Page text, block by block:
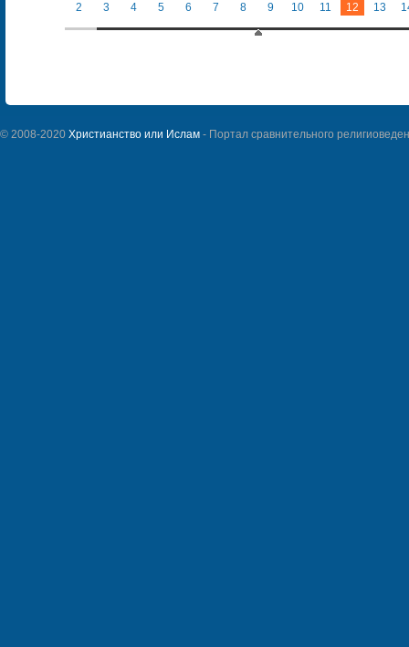
2 3 4 5 6 7 8 9 10 11 12 13
© 2008-2020 Христианство или Ислам - Портал сравнительного